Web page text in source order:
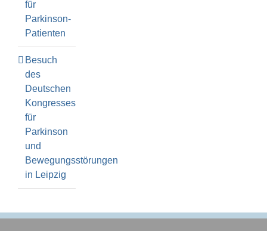
für
Parkinson-
Patienten
Besuch
des
Deutschen
Kongresses
für
Parkinson
und
Bewegungsstörungen
in Leipzig